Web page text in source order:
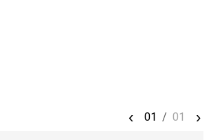
‹ 01 / 01 ›